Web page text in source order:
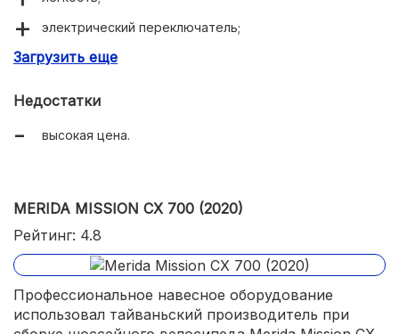
электрический переключатель;
качественная сборка.
Загрузить еще
Недостатки
высокая цена.
MERIDA MISSION CX 700 (2020)
Рейтинг: 4.8
Профессиональное навесное оборудование
использовал тайваньский производитель при